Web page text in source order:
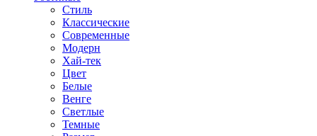
Стиль
Классические
Современные
Модерн
Хай-тек
Цвет
Белые
Венге
Светлые
Темные